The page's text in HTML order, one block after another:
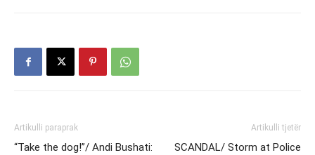
Artikulli paraprak
“Take the dog!”/ Andi Bushati:
Artikulli tjetër
SCANDAL/ Storm at Police